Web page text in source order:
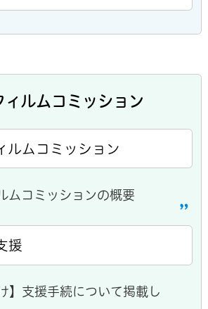
ィルムコミッション
ルムコミッション
ムコミッションの概要
援
】支援手続について掲載し